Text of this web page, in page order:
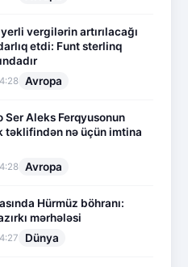
vergilərin artırılacağı
etdi: Funt sterlinq
Avropa
Ser Aleks Ferqyusonun
təklifindən nə üçün imtina
Avropa
Hürmüz böhranı:
mərhələsi
Dünya